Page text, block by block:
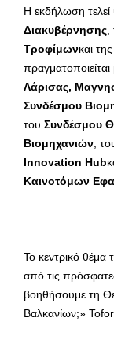
Η εκδήλωση τελεί
Διακυβέρνησης
Τροφίμωνκαι της
Λάρισας,
Συνδέσμου
του Συνδέσμου
Βιομηχανιών ,
Innovation Hub
Καινοτόμων
Το κεντρικό
από τις
βοηθήσουμε τη
Βαλκανίων;»